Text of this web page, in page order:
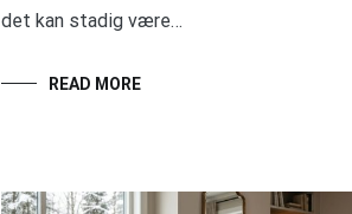
det kan stadig være…
READ MORE